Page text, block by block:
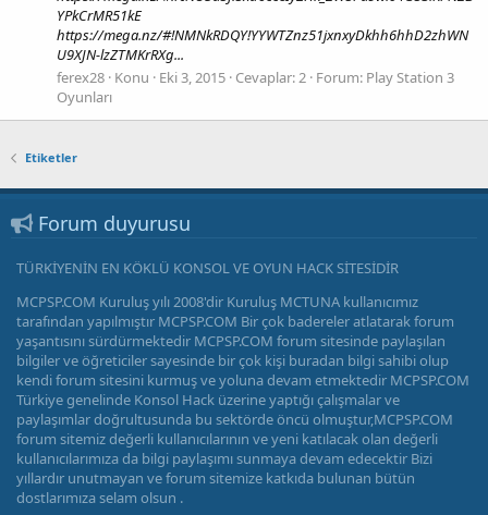
YPkCrMR51kE
https://mega.nz/#!NMNkRDQY!YYWTZnz51jxnxyDkhh6hhD2zhWN
U9XJN-lzZTMKrRXg...
ferex28 Konu Eki 3, 2015 Cevaplar: 2 Forum: Play Station 3
Oyunları
Etiketler
Forum duyurusu
TÜRKİYENİN EN KÖKLÜ KONSOL VE OYUN HACK SİTESİDİR
MCPSP.COM Kuruluş yılı 2008'dir Kuruluş MCTUNA kullanıcımız
tarafından yapılmıştır MCPSP.COM Bir çok badereler atlatarak forum
yaşantısını sürdürmektedir MCPSP.COM forum sitesinde paylaşılan
bilgiler ve öğreticiler sayesinde bir çok kişi buradan bilgi sahibi olup
kendi forum sitesini kurmuş ve yoluna devam etmektedir MCPSP.COM
Türkiye genelinde Konsol Hack üzerine yaptığı çalışmalar ve
paylaşımlar doğrultusunda bu sektörde öncü olmuştur,MCPSP.COM
forum sitemiz değerli kullanıcılarının ve yeni katılacak olan değerli
kullanıcılarımıza da bilgi paylaşımı sunmaya devam edecektir Bizi
yıllardır unutmayan ve forum sitemize katkıda bulunan bütün
dostlarımıza selam olsun .